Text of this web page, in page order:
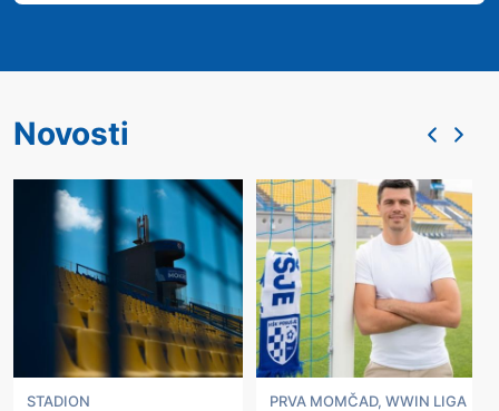
Novosti
STADION PRVA MOMČAD, WWIN LIGA